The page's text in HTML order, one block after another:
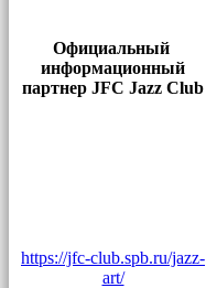
Официальный
информационный
партнер JFC Jazz Club
https://jfc-club.spb.ru/jazz-
art/